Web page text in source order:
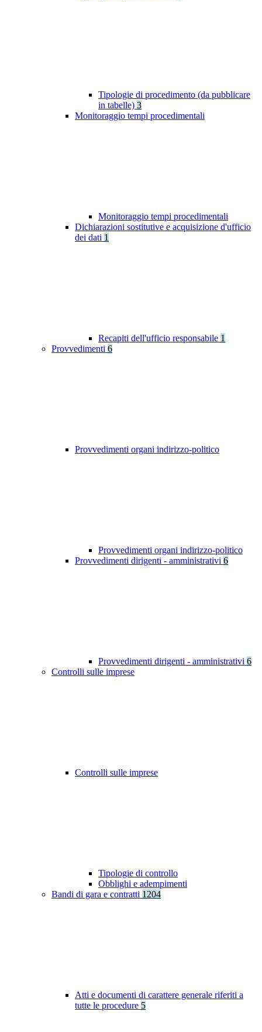
Tipologie di procedimento (da pubblicare
in tabelle) 3
Monitoraggio tempi procedimentali
Monitoraggio tempi procedimentali
Dichiarazioni sostitutive e acquisizione d'ufficio
dei dati 1
Recapiti dell'ufficio responsabile 1
Provvedimenti 6
Provvedimenti organi indirizzo-politico
Provvedimenti organi indirizzo-politico
Provvedimenti dirigenti - amministrativi 6
Provvedimenti dirigenti - amministrativi 6
Controlli sulle imprese
Controlli sulle imprese
Tipologie di controllo
Obblighi e adempimenti
Bandi di gara e contratti 1204
Atti e documenti di carattere generale riferiti a
tutte le procedure 5